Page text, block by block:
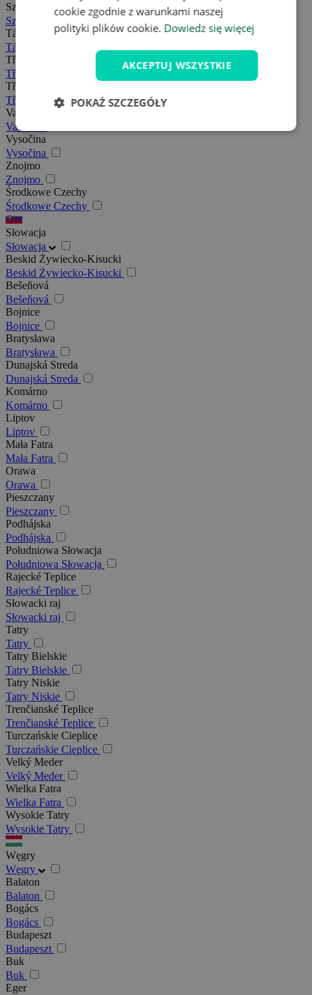
Szumawa
Szumawa
Tábor
Tábor
Třeboňsko
Třeboňsko
Třebíč
Třebíč
Valašsko
Valašsko
Vysočina
Vysočina
Znojmo
Znojmo
Środkowe Czechy
Środkowe Czechy
Słowacja
Słowacja
Beskid Żywiecko-Kisucki
Beskid Żywiecko-Kisucki
Bešeňová
Bešeňová
Bojnice
Bojnice
Bratysława
Bratysława
Dunajská Streda
Dunajská Streda
Komárno
Komárno
Liptov
Liptov
Mała Fatra
Mała Fatra
Orawa
Orawa
Pieszczany
Pieszczany
Podhájska
Podhájska
Południowa Słowacja
Południowa Słowacja
Rajecké Teplice
Rajecké Teplice
Słowacki raj
Słowacki raj
Tatry
Tatry
Tatry Bielskie
Tatry Bielskie
Tatry Niskie
Tatry Niskie
Trenčianské Teplice
Trenčianské Teplice
Turczańskie Cieplice
Turczańskie Cieplice
Velký Meder
Velký Meder
Wielka Fatra
Wielka Fatra
Wysokie Tatry
Wysokie Tatry
Węgry
Węgry
Balaton
Balaton
Bogács
Bogács
Budapeszt
Budapeszt
Buk
Buk
Eger
cookie zgodnie z warunkami naszej
polityki plików cookie. Dowiedz się więcej
AKCEPTUJ WSZYSTKIE
POKAŻ SZCZEGÓŁY